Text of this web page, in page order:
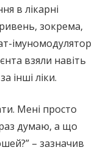
в лікарні
зокрема,
імуномодулятор
взяли навіть
інші ліки.
Мені просто
думаю, а що
– зазначив